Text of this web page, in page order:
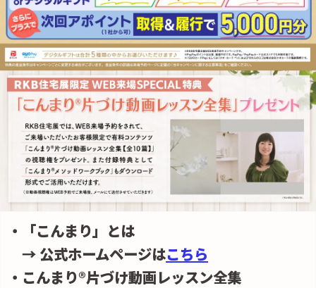
・「こんまり」とは
→ 公式ホームページはこちら
・こんまり®片づけ動画レッスン全集